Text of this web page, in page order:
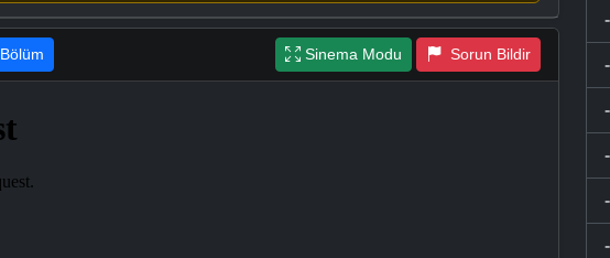
Bölüm Sinema Modu Sorun Bildir